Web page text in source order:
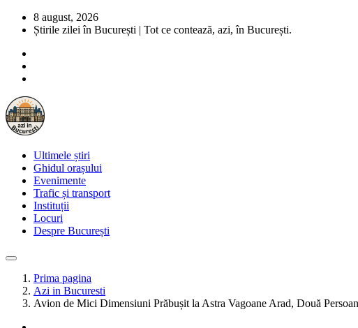
8 august, 2026
Știrile zilei în București | Tot ce contează, azi, în București.
Ultimele știri
Ghidul orașului
Evenimente
Trafic și transport
Instituții
Locuri
Despre București
Prima pagina
Azi in Bucuresti
Avion de Mici Dimensiuni Prăbușit la Astra Vagoane Arad, Două